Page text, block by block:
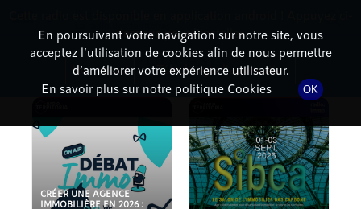
PODCASTS
CRÉER UNE AGENCE
IMMOBILIÈRE EN 2026 :
En poursuivant votre navigation sur notre site, vous
acceptez l’utilisation de cookies afin de nous permettre
d’améliorer votre expérience utilisateur.
En savoir plus sur notre politique Cookies
OK
dessous pour l'installer.
Non merci Télécharger l'application